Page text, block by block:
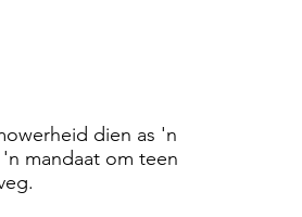
dien as 'n
mandaat om teen